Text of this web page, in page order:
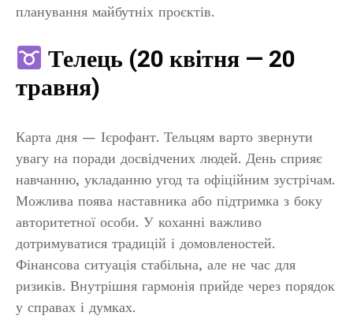
планування майбутніх проєктів.
Телець (20 квітня — 20
травня)
Карта дня — Ієрофант. Тельцям варто звернути
увагу на поради досвідчених людей. День сприяє
навчанню, укладанню угод та офіційним зустрічам.
Можлива поява наставника або підтримка з боку
авторитетної особи. У коханні важливо
дотримуватися традицій і домовленостей.
Фінансова ситуація стабільна, але не час для
ризиків. Внутрішня гармонія прийде через порядок
у справах і думках.